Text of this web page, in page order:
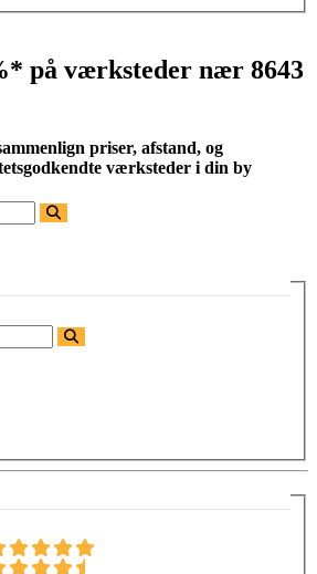
på værksteder nær 8643
priser, afstand, og
værksteder i din by